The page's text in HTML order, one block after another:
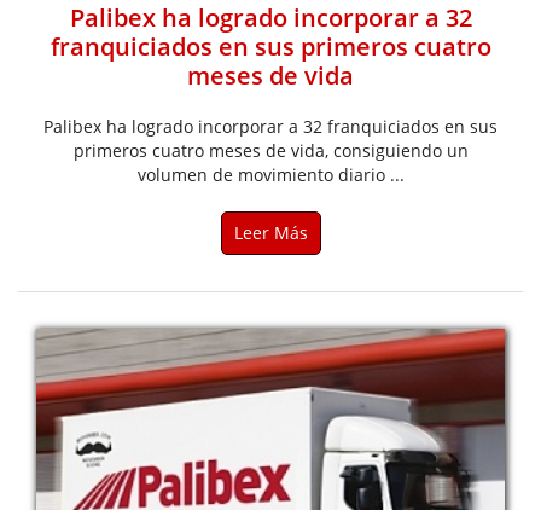
Palibex ha logrado incorporar a 32
franquiciados en sus primeros cuatro
meses de vida
Palibex ha logrado incorporar a 32 franquiciados en sus
primeros cuatro meses de vida, consiguiendo un
volumen de movimiento diario ...
Leer Más